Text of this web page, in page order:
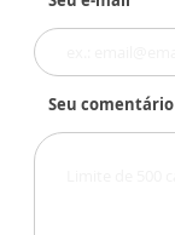
Seu comentário